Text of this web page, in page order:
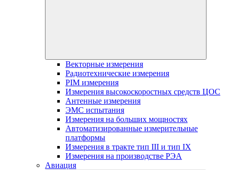
Векторные измерения
Радиотехнические измерения
PIM измерения
Измерения высокоскоростных средств ЦОС
Антенные измерения
ЭМС испытания
Измерения на больших мощностях
Автоматизированные измерительные
платформы
Измерения в тракте тип III и тип IX
Измерения на производстве РЭА
Авиация